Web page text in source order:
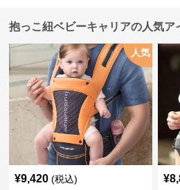
抱っこ紐ベビーキャリアの人気ア
人気
¥9,420 (税込) ¥